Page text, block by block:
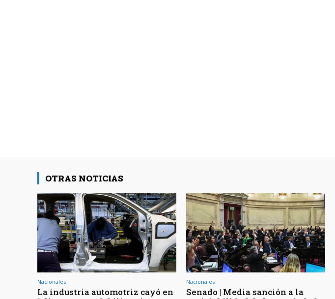
OTRAS NOTICIAS
Nacionales
La industria automotriz cayó en
Nacionales
Senado | Media sanción a la